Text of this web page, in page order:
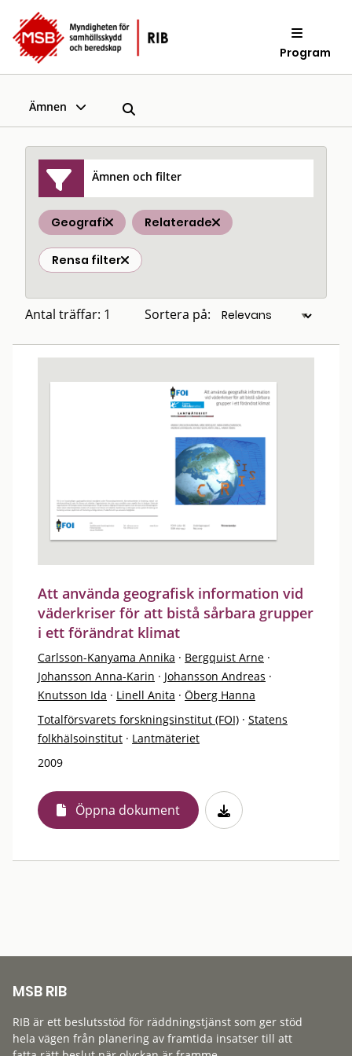
Program
Ämnen
Ämnen och filter
Geografi Relaterade
Rensa filter
Antal träffar: 1 Sortera på:
Att använda geografisk information vid
väderkriser för att bistå sårbara grupper
i ett förändrat klimat
Carlsson-Kanyama Annika · Bergquist Arne ·
Johansson Anna-Karin · Johansson Andreas ·
Knutsson Ida · Linell Anita · Öberg Hanna
Totalförsvarets forskningsinstitut (FOI) · Statens
folkhälsoinstitut · Lantmäteriet
2009
Öppna dokument
MSB RIB
RIB är ett beslutsstöd för räddningstjänst som ger stöd
hela vägen från planering av framtida insatser till att